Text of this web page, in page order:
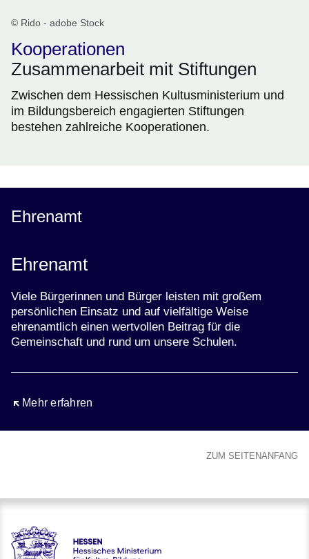
© Rido - adobe Stock
Kooperationen
Zusammenarbeit mit Stiftungen
Zwischen dem Hessischen Kultusministerium und
im Bildungsbereich engagierten Stiftungen
bestehen zahlreiche Kooperationen.
Ehrenamt
Ehrenamt
Viele Bürgerinnen und Bürger leisten mit großem
persönlichen Einsatz und auf vielfältige Weise
ehrenamtlich einen wertvollen Beitrag für die
Gemeinschaft und rund um unsere Schulen.
Mehr erfahren
Öffnet sich in einem neuen Fenster
ZUM SEITENANFANG